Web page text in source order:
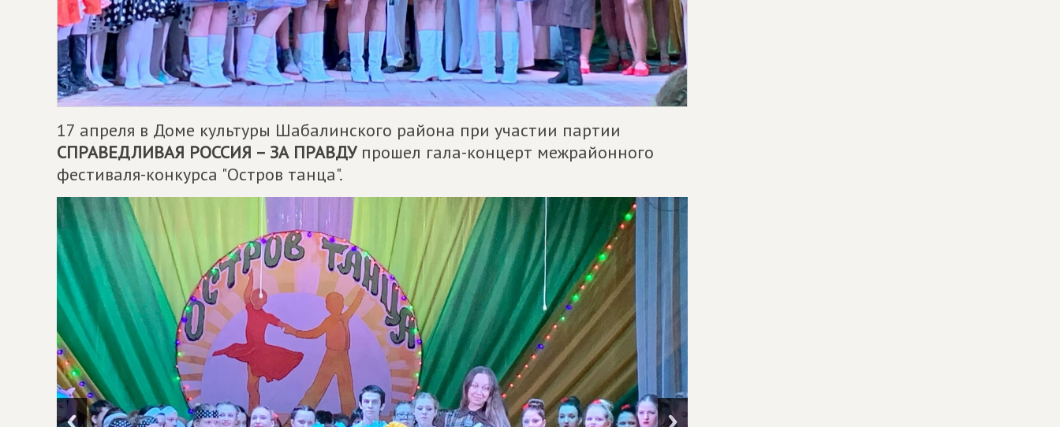
17 апреля в Доме культуры Шабалинского района при участии партии
СПРАВЕДЛИВАЯ РОССИЯ – ЗА ПРАВДУпрошел гала-концерт межрайонного
фестиваля-конкурса "Остров танца".